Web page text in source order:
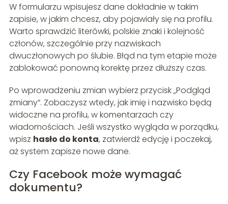
W formularzu wpisujesz dane dokładnie w takim
zapisie, w jakim chcesz, aby pojawiały się na profilu.
Warto sprawdzić literówki, polskie znaki i kolejność
członów, szczególnie przy nazwiskach
dwuczłonowych po ślubie. Błąd na tym etapie może
zablokować ponowną korektę przez dłuższy czas.
Po wprowadzeniu zmian wybierz przycisk „Podgląd
zmiany”. Zobaczysz wtedy, jak imię i nazwisko będą
widoczne na profilu, w komentarzach czy
wiadomościach. Jeśli wszystko wygląda w porządku,
wpisz hasło do konta, zatwierdź edycję i poczekaj,
aż system zapisze nowe dane.
Czy Facebook może wymagać
dokumentu?